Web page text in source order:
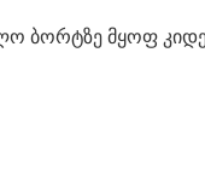
ბორტზე მყოფ